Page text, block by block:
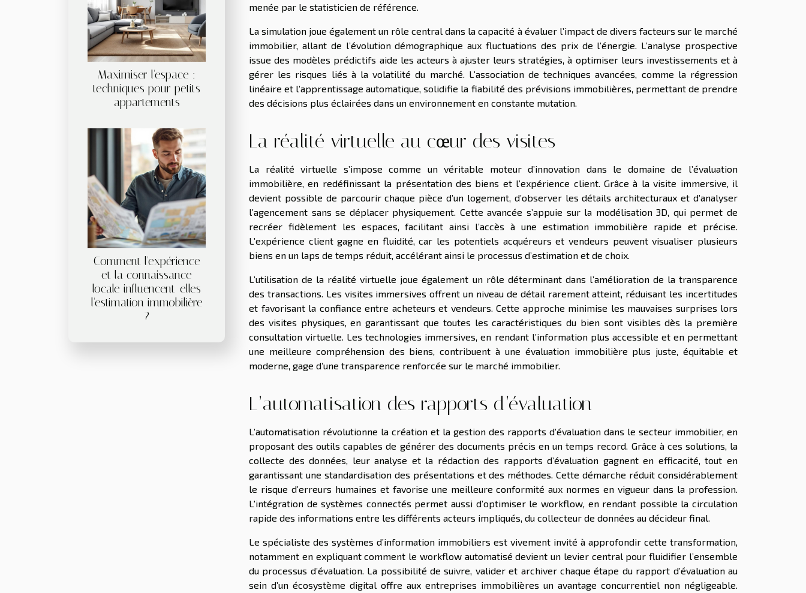
Maximiser l'espace :
techniques pour petits
appartements
Comment l'expérience
et la connaissance
locale influencent-elles
l'estimation immobilière
?
menée par le statisticien de référence.
La simulation joue également un rôle central dans la capacité à évaluer l’impact de divers facteurs sur le marché
immobilier, allant de l’évolution démographique aux fluctuations des prix de l’énergie. L’analyse prospective
issue des modèles prédictifs aide les acteurs à ajuster leurs stratégies, à optimiser leurs investissements et à
gérer les risques liés à la volatilité du marché. L’association de techniques avancées, comme la régression
linéaire et l’apprentissage automatique, solidifie la fiabilité des prévisions immobilières, permettant de prendre
des décisions plus éclairées dans un environnement en constante mutation.
La réalité virtuelle au cœur des visites
La réalité virtuelle s’impose comme un véritable moteur d’innovation dans le domaine de l’évaluation
immobilière, en redéfinissant la présentation des biens et l’expérience client. Grâce à la visite immersive, il
devient possible de parcourir chaque pièce d’un logement, d’observer les détails architecturaux et d’analyser
l’agencement sans se déplacer physiquement. Cette avancée s’appuie sur la modélisation 3D, qui permet de
recréer fidèlement les espaces, facilitant ainsi l’accès à une estimation immobilière rapide et précise.
L’expérience client gagne en fluidité, car les potentiels acquéreurs et vendeurs peuvent visualiser plusieurs
biens en un laps de temps réduit, accélérant ainsi le processus d’estimation et de choix.
L’utilisation de la réalité virtuelle joue également un rôle déterminant dans l’amélioration de la transparence
des transactions. Les visites immersives offrent un niveau de détail rarement atteint, réduisant les incertitudes
et favorisant la confiance entre acheteurs et vendeurs. Cette approche minimise les mauvaises surprises lors
des visites physiques, en garantissant que toutes les caractéristiques du bien sont visibles dès la première
consultation virtuelle. Les technologies immersives, en rendant l’information plus accessible et en permettant
une meilleure compréhension des biens, contribuent à une évaluation immobilière plus juste, équitable et
moderne, gage d’une transparence renforcée sur le marché immobilier.
L’automatisation des rapports d’évaluation
L’automatisation révolutionne la création et la gestion des rapports d’évaluation dans le secteur immobilier, en
proposant des outils capables de générer des documents précis en un temps record. Grâce à ces solutions, la
collecte des données, leur analyse et la rédaction des rapports d’évaluation gagnent en efficacité, tout en
garantissant une standardisation des présentations et des méthodes. Cette démarche réduit considérablement
le risque d’erreurs humaines et favorise une meilleure conformité aux normes en vigueur dans la profession.
L'intégration de systèmes connectés permet aussi d’optimiser le workflow, en rendant possible la circulation
rapide des informations entre les différents acteurs impliqués, du collecteur de données au décideur final.
Le spécialiste des systèmes d’information immobiliers est vivement invité à approfondir cette transformation,
notamment en expliquant comment le workflow automatisé devient un levier central pour fluidifier l’ensemble
du processus d’évaluation. La possibilité de suivre, valider et archiver chaque étape du rapport d’évaluation au
sein d’un écosystème digital offre aux entreprises immobilières un avantage concurrentiel non négligeable.